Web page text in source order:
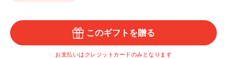
このギフトを贈る
お支払いはクレジットカードのみとなります